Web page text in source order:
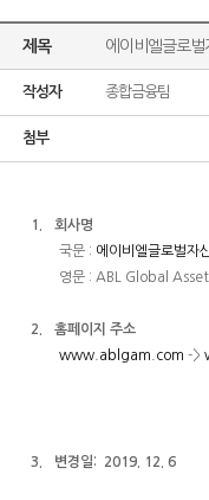
제목 에이비엘글로
작성자 종합금융팀
첨부
1.
회사명
국문: 에이비엘글로벌자
영문: ABL Global
2.
홈페이지 주소
www.ablgam.com ->
3. 변경일: 2019. 12. 6